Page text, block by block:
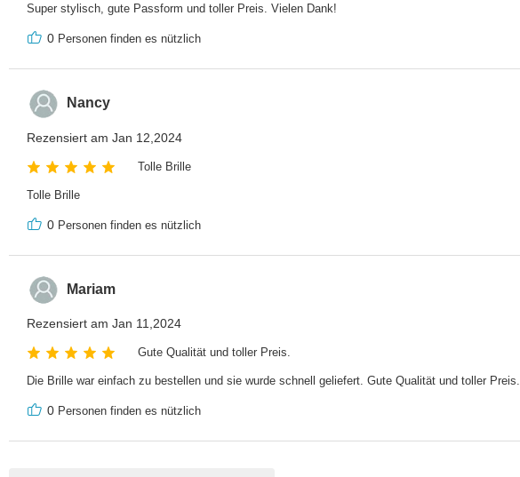
Super stylisch, gute Passform und toller Preis. Vielen Dank!
0 Personen finden es nützlich
Nancy
Rezensiert am Jan 12,2024
Tolle Brille
Tolle Brille
0 Personen finden es nützlich
Mariam
Rezensiert am Jan 11,2024
Gute Qualität und toller Preis.
Die Brille war einfach zu bestellen und sie wurde schnell geliefert. Gute Qualität und toller Preis.
0 Personen finden es nützlich